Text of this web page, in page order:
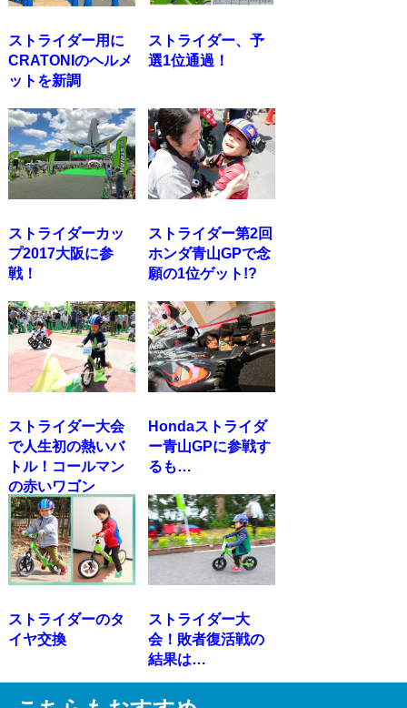
ストライダー用に
CRATONIのヘルメ
ットを新調
ストライダー、予
選1位通過！
ストライダーカッ
プ2017大阪に参
戦！
ストライダー第2回
ホンダ青山GPで念
願の1位ゲット!?
ストライダー大会
で人生初の熱いバ
トル！コールマン
の赤いワゴン
Hondaストライダ
ー青山GPに参戦す
るも…
ストライダーのタ
イヤ交換
ストライダー大
会！敗者復活戦の
結果は…